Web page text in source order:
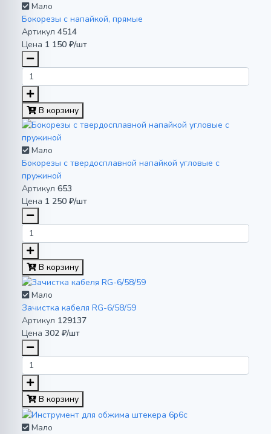
Мало
Бокорезы с напайкой, прямые
Артикул 4514
Цена 1 150 ₽/шт
В корзину
Мало
Бокорезы с твердосплавной напайкой угловые с
пружиной
Артикул 653
Цена 1 250 ₽/шт
В корзину
Мало
Зачистка кабеля RG-6/58/59
Артикул 129137
Цена 302 ₽/шт
В корзину
Мало